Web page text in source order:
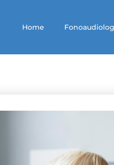
Home